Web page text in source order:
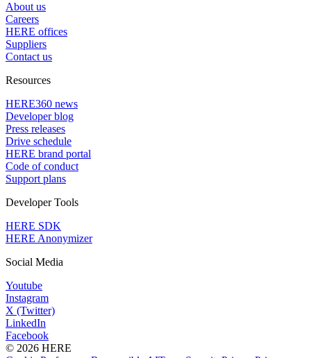
About us
Careers
HERE offices
Suppliers
Contact us
Resources
HERE360 news
Developer blog
Press releases
Drive schedule
HERE brand portal
Code of conduct
Support plans
Developer Tools
HERE SDK
HERE Anonymizer
Social Media
Youtube
Instagram
X (Twitter)
LinkedIn
Facebook
© 2026 HERE